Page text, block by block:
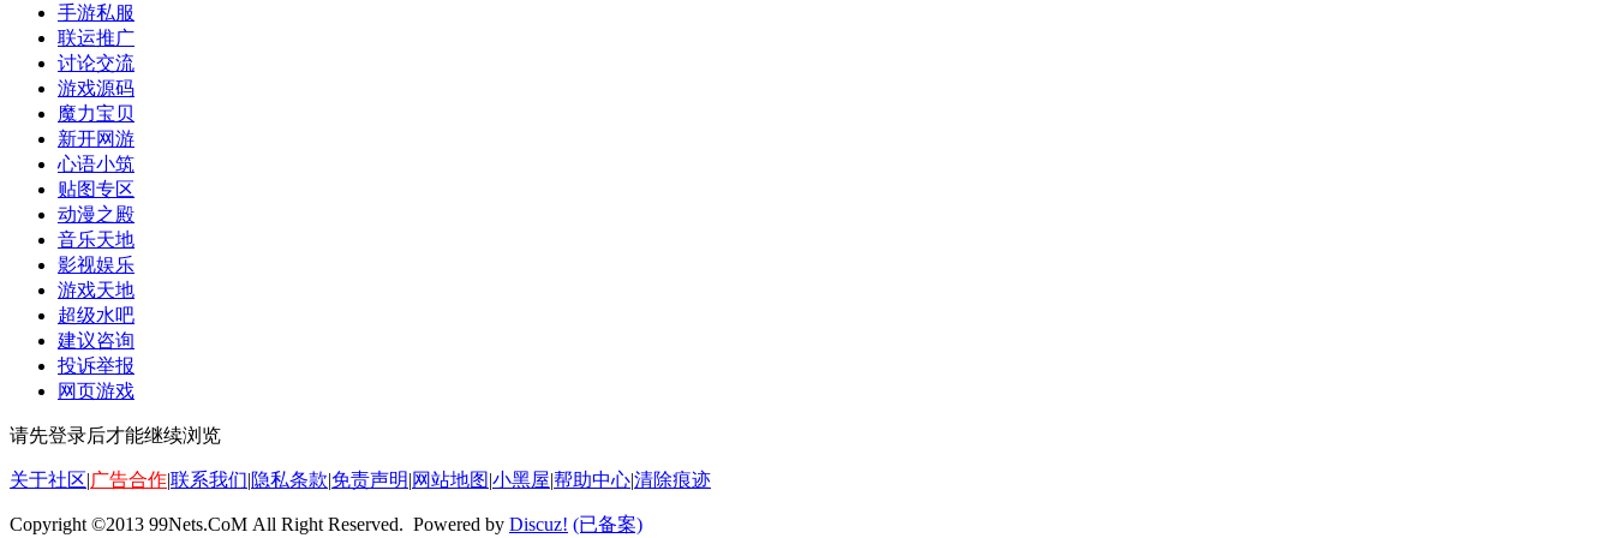
手游私服
联运推广
讨论交流
游戏源码
魔力宝贝
新开网游
心语小筑
贴图专区
动漫之殿
音乐天地
影视娱乐
游戏天地
超级水吧
建议咨询
投诉举报
网页游戏
请先登录后才能继续浏览
关于社区|广告合作|联系我们|隐私条款|免责声明|网站地图|小黑屋|帮助中心|清除痕迹
Copyright ©2013 99Nets.CoM All Right Reserved. Powered by Discuz! (已备案)